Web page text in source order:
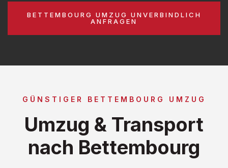
BETTEMBOURG UMZUG UNVERBINDLICH
ANFRAGEN
GÜNSTIGER BETTEMBOURG UMZUG
Umzug & Transport
nach Bettembourg